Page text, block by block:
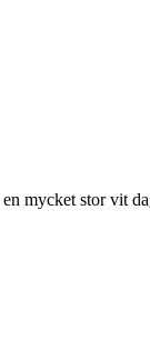
mycket stor vit